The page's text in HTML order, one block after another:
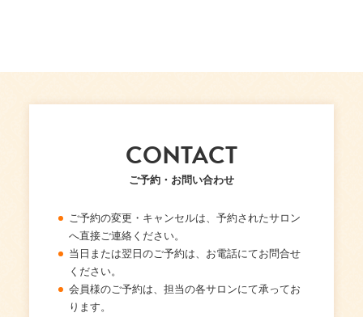
CONTACT
ご予約・お問い合わせ
ご予約の変更・キャンセルは、予約されたサロン
へ直接ご連絡ください。
当日または翌日のご予約は、お電話にてお問合せ
ください。
会員様のご予約は、担当の各サロンにて承ってお
ります。